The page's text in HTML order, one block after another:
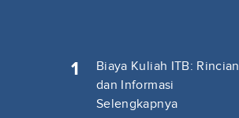
1
Biaya Kuliah ITB: Rincian
dan Informasi
Selengkapnya